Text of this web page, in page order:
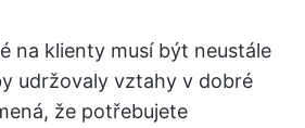
na klienty musí být neustále
udržovaly vztahy v dobré
že potřebujete